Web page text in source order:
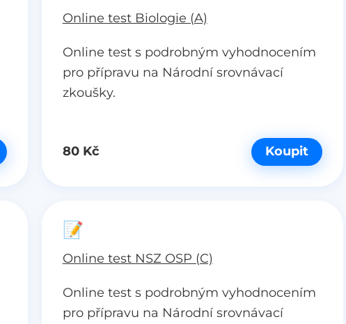
Online test Biologie (A)
Online test s podrobným vyhodnocením
pro přípravu na Národní srovnávací
zkoušky.
80 Kč Koupit
📝
Online test NSZ OSP (C)
Online test s podrobným vyhodnocením
pro přípravu na Národní srovnávací